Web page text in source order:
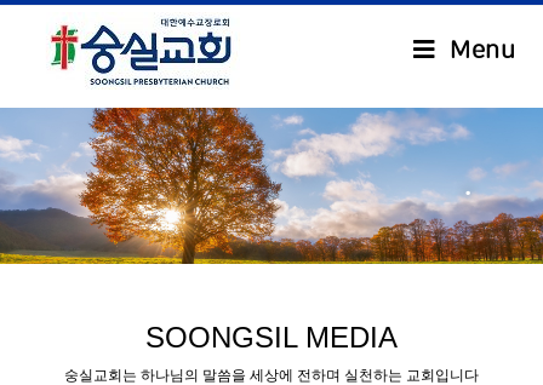
Menu
.
SOONGSIL MEDIA
숭실교회는 하나님의 말씀을 세상에 전하며 실천하는 교회입니다